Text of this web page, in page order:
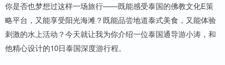
你是否也梦想过这样一场旅行——既能感受泰国的佛教文化E策
略平台，又能享受阳光海滩？既能品尝地道泰式美食，又能体验
刺激的水上活动？今天就让我为你介绍一位泰国通导游小涛，和
他精心设计的10日泰国深度游行程。